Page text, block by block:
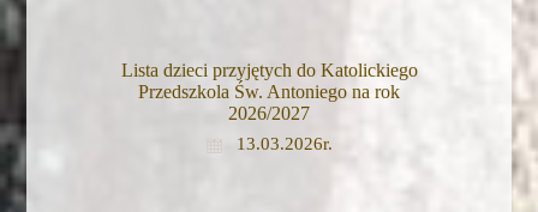
Lista dzieci przyjętych do Katolickiego
Przedszkola Św. Antoniego na rok
2026/2027
13.03.2026r.